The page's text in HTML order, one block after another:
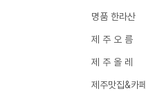
명품 한라산
제 주 오 름
제 주 올 레
제주맛집&카페